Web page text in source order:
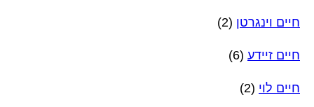
חיים וינגרטן (2)
חיים זיידע (6)
חיים לוי (2)